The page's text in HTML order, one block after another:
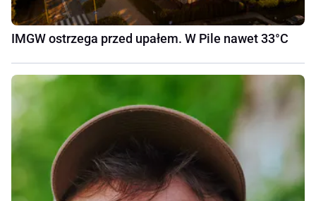
IMGW ostrzega przed upałem. W Pile nawet 33°C